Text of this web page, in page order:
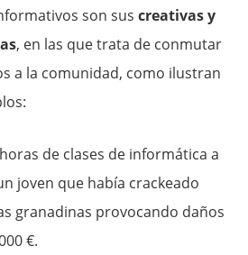
son suscreativas y
, en las que trata de conmutar
a la comunidad, como ilustran
de clases de informática a
joven que había crackeado
granadinas provocando daños
€.